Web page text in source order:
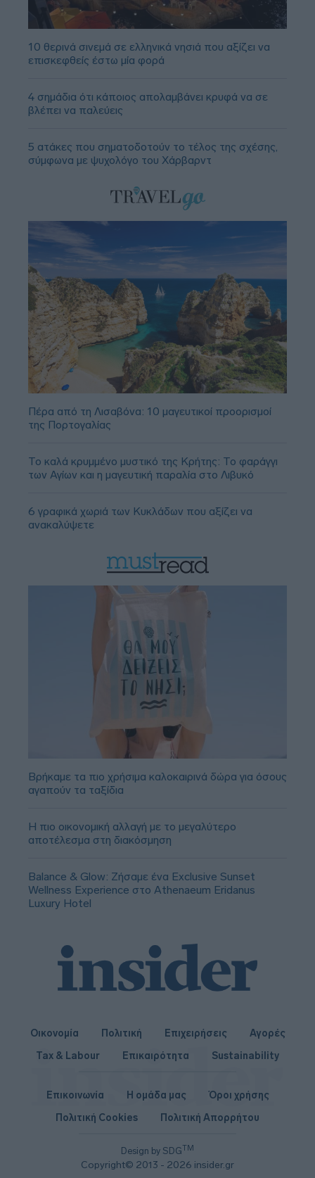
10 θερινά σινεμά σε ελληνικά νησιά που αξίζει να
επισκεφθείς έστω μία φορά
4 σημάδια ότι κάποιος απολαμβάνει κρυφά να σε
βλέπει να παλεύεις
5 ατάκες που σηματοδοτούν το τέλος της σχέσης,
σύμφωνα με ψυχολόγο του Χάρβαρντ
Πέρα από τη Λισαβόνα: 10 μαγευτικοί προορισμοί
της Πορτογαλίας
Το καλά κρυμμένο μυστικό της Κρήτης: Το φαράγγι
των Αγίων και η μαγευτική παραλία στο Λιβυκό
6 γραφικά χωριά των Κυκλάδων που αξίζει να
ανακαλύψετε
Βρήκαμε τα πιο χρήσιμα καλοκαιρινά δώρα για όσους
αγαπούν τα ταξίδια
Η πιο οικονομική αλλαγή με το μεγαλύτερο
αποτέλεσμα στη διακόσμηση
Balance & Glow: Ζήσαμε ένα Exclusive Sunset
Wellness Experience στο Athenaeum Eridanus
Luxury Hotel
Οικονομία Πολιτική Επιχειρήσεις
Αγορές
Tax & Labour
Επικαιρότητα Sustainability
Design by SDGTM
Copyright© 2013 - 2026 insider.gr
Επικοινωνία Η ομάδα μας
Όροι χρήσης
Πολιτική Cookies
Πολιτική Απορρήτου